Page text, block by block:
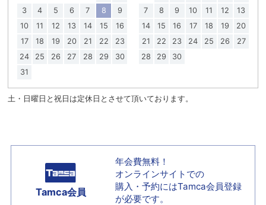
3
4 5 6 7 8
9
10
11 12 13 14 15
16
17
18 19 20 21 22
23
24
25 26 27 28 29
30
31
7
8 9 10 11 12
13
14
15 16 17 18 19
20
21
22 23 24 25 26
27
28
29 30
土・日曜日と祝日は定休日とさせて頂いております。
Tamca会員
年会費無料！
オンラインサイトでの
購入・予約にはTamca会員登録
が必要です。